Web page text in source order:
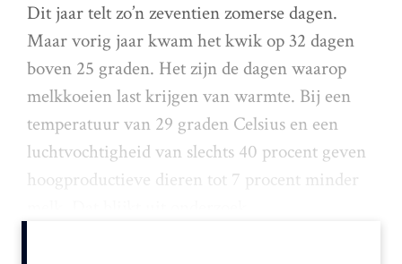
Dit jaar telt zo’n zeventien zomerse dagen.
Maar vorig jaar kwam het kwik op 32 dagen
boven 25 graden. Het zijn de dagen waarop
melkkoeien last krijgen van warmte. Bij een
temperatuur van 29 graden Celsius en een
luchtvochtigheid van slechts 40 procent geven
hoogproductieve dieren tot 7 procent minder